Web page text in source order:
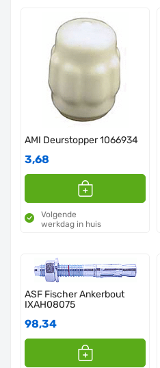
AMI Deurstopper 1066934
3,68
Volgende
werkdag in huis
ASF Fischer Ankerbout
IXAH08075
98,34